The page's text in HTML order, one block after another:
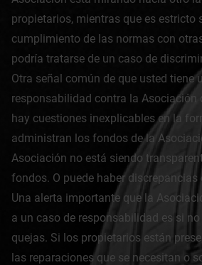
propietarios, mientras que es estricto
cumplimiento de las normas con
podría tratarse de un caso de
Otra señal común de que usted tiene
responsabilidad contra la Asociación
hay cuestiones inexplicables en la
administran los fondos de la
Asociación no está siendo
fondos. O puede haber
Una alerta importante que la
a un caso de responsabilidad es si
quejas. Si los propietarios están
las reparaciones que se necesitan o